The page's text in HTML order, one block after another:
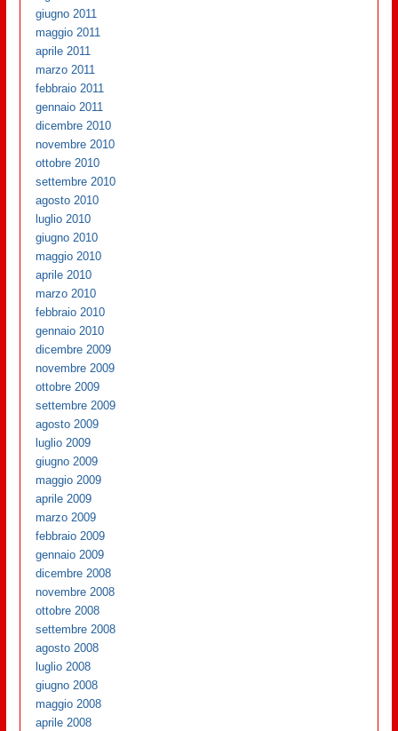
giugno 2011
maggio 2011
aprile 2011
marzo 2011
febbraio 2011
gennaio 2011
dicembre 2010
novembre 2010
ottobre 2010
settembre 2010
agosto 2010
luglio 2010
giugno 2010
maggio 2010
aprile 2010
marzo 2010
febbraio 2010
gennaio 2010
dicembre 2009
novembre 2009
ottobre 2009
settembre 2009
agosto 2009
luglio 2009
giugno 2009
maggio 2009
aprile 2009
marzo 2009
febbraio 2009
gennaio 2009
dicembre 2008
novembre 2008
ottobre 2008
settembre 2008
agosto 2008
luglio 2008
giugno 2008
maggio 2008
aprile 2008